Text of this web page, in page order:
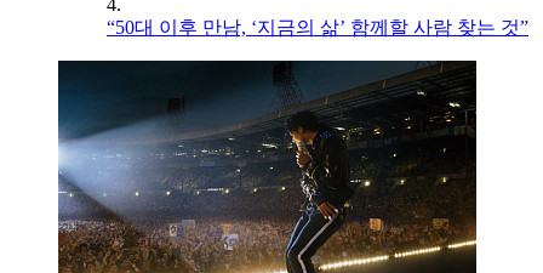
4.
“50대 이후 만남, ‘지금의 삶’ 함께할 사람 찾는 것”